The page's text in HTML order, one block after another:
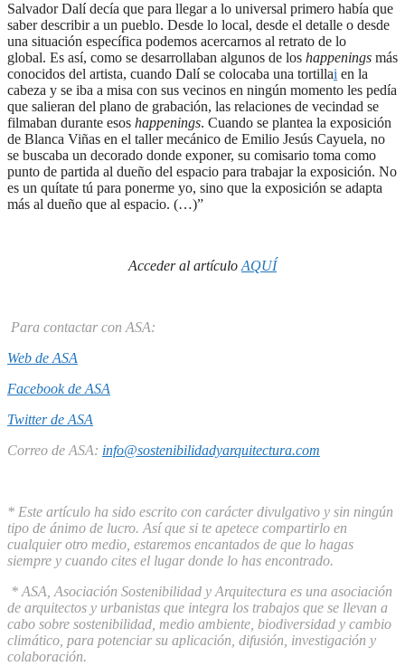
Salvador Dalí decía que para llegar a lo universal primero había que
saber describir a un pueblo. Desde lo local, desde el detalle o desde
una situación específica podemos acercarnos al retrato de lo
global. Es así, como se desarrollaban algunos de los happenings más
conocidos del artista, cuando Dalí se colocaba una tortillai en la
cabeza y se iba a misa con sus vecinos en ningún momento les pedía
que salieran del plano de grabación, las relaciones de vecindad se
filmaban durante esos happenings. Cuando se plantea la exposición
de Blanca Viñas en el taller mecánico de Emilio Jesús Cayuela, no
se buscaba un decorado donde exponer, su comisario toma como
punto de partida al dueño del espacio para trabajar la exposición. No
es un quítate tú para ponerme yo, sino que la exposición se adapta
más al dueño que al espacio. (…)”
Acceder al artículo AQUÍ
Para contactar con ASA:
Web de ASA
Facebook de ASA
Twitter de ASA
Correo de ASA: info@sostenibilidadyarquitectura.com
* Este artículo ha sido escrito con carácter divulgativo y sin ningún
tipo de ánimo de lucro. Así que si te apetece compartirlo en
cualquier otro medio, estaremos encantados de que lo hagas
siempre y cuando cites el lugar donde lo has encontrado.
* ASA, Asociación Sostenibilidad y Arquitectura es una asociación
de arquitectos y urbanistas que integra los trabajos que se llevan a
cabo sobre sostenibilidad, medio ambiente, biodiversidad y cambio
climático, para potenciar su aplicación, difusión, investigación y
colaboración.